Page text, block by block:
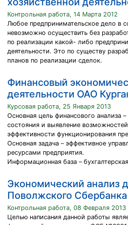
Контрольная работа, 14 Марта 2012
Любое предпринимательское дело в
невозможно осуществить без
по реализации какой- либо
деятельности. Это по существу
планов по реализации сделок.
Финансовый
деятельности ОАО
Курсовая работа, 25 Января 2013
Основная цель финансового анализа
состояния и выявление
эффективности функционирования
Основная задача – эффективное
ресурсами предприятия.
Информационная база –
Экономический анализ
Поволжского
Контрольная работа, 08 Февраля 2013
Целью написания данной работы